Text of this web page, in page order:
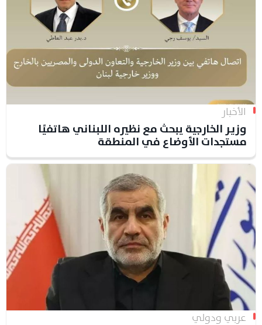
الأخبار
وزير الخارجية يبحث مع نظيره اللبناني هاتفيًا
مستجدات الأوضاع في المنطقة
عربي ودولي